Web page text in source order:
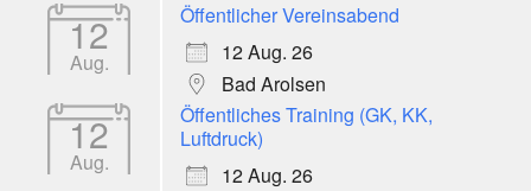
12
Aug.
Öffentlicher Vereinsabend
12 Aug. 26
Bad Arolsen
12
Aug.
Öffentliches Training (GK, KK,
Luftdruck)
12 Aug. 26